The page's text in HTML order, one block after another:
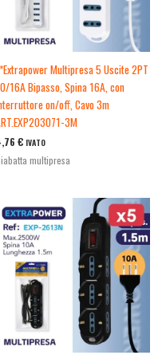
Multipresa 5 Uscite 2PT
16A Bipasso, Spina 16A, con
on/off, Cavo 3m
3M
€ IVATO
multipresa